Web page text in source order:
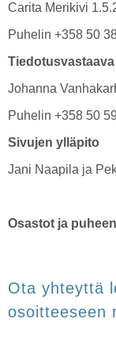
Carita Merikivi
Puhelin +358 50
Tiedotusvastaava
Johanna
Puhelin +358 50
Sivujen ylläpito
Jani Naapila ja
Osastot ja
Ota yhteyttä
osoitteeseen